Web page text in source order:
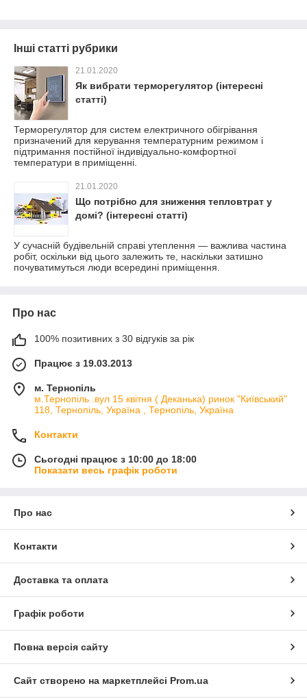
Інші статті рубрики
21.01.2020
Як вибрати терморегулятор (інтересні
статті)
Терморегулятор для систем електричного обігрівання
призначений для керування температурним режимом і
підтримання постійної індивідуально-комфортної
температури в приміщенні.
21.01.2020
Що потрібно для зниження тепловтрат у
домі? (інтересні статті)
У сучасній будівельній справі утеплення — важлива частина
робіт, оскільки від цього залежить те, наскільки затишно
почуватимуться люди всередині приміщення.
Про нас
100% позитивних з 30 відгуків за рік
Працює з 19.03.2013
м. Тернопіль
м.Тернопіль .вул 15 квітня ( Деканька) ринок "Київський"
118, Тернопіль, Україна , Тернопіль, Україна
Контакти
Сьогодні працює з 10:00 до 18:00
Показати весь графік роботи
Про нас
Контакти
Доставка та оплата
Графік роботи
Повна версія сайту
Сайт створено на маркетплейсі Prom.ua